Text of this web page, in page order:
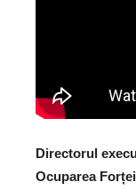
Directorul
Ocuparea